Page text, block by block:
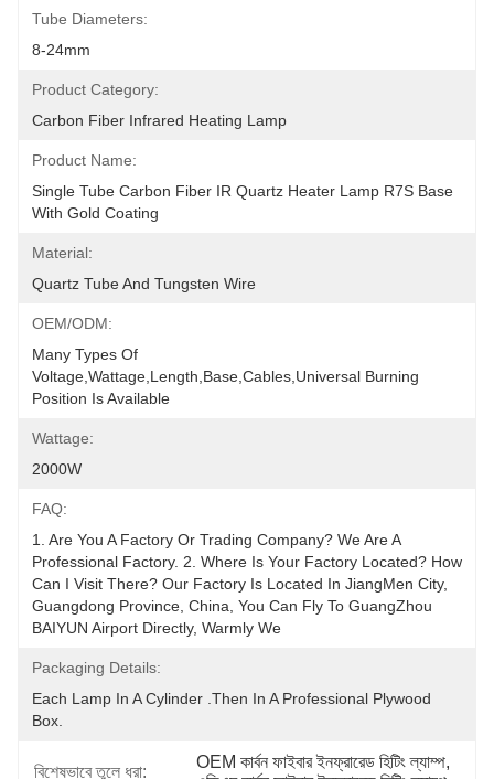
Tube Diameters:
8-24mm
Product Category:
Carbon Fiber Infrared Heating Lamp
Product Name:
Single Tube Carbon Fiber IR Quartz Heater Lamp R7S Base
With Gold Coating
Material:
Quartz Tube And Tungsten Wire
OEM/ODM:
Many Types Of
Voltage,wattage,length,base,cables,universal Burning
Position Is Available
Wattage:
2000W
FAQ:
1. Are You A Factory Or Trading Company? We Are A
Professional Factory. 2. Where Is Your Factory Located? How
Can I Visit There? Our Factory Is Located In JiangMen City,
Guangdong Province, China, You Can Fly To GuangZhou
BAIYUN Airport Directly, Warmly We
Packaging Details:
Each Lamp In A Cylinder .Then In A Professional Plywood
Box.
বিশেষভাবে তুলে ধরা:
OEM কার্বন ফাইবার ইনফ্রারেড হিটিং ল্যাম্প,